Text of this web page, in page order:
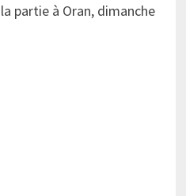
partie à Oran, dimanche